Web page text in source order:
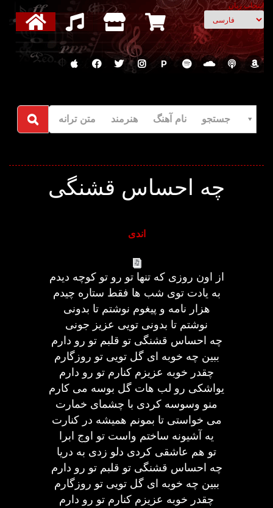
انتخاب زبان
P
جستجو نام آهنگ هنرمند متن ترانه
چه احساس قشنگی
اندی
از اون روزی که تنها تو رو تو کوچه دیدم
به یادت توی شب ها فقط ستاره چیدم
هزار نامه و پیغوم نوشتم تا بدونی
نوشتم تا بدونی تویی عزیز جونی
چه احساس قشنگی تو قلبم تو رو دارم
ببین چه خوبه ای گل تویی تو روزگارم
چقدر خوبه عزیزم کنارم تو رو دارم
یواشکی رو لب هات گل بوسه می کارم
منو وسوسه کردی با چشمای خمارت
می خواستی تا بمونم همیشه در کنارت
یه آشیونه ساختم واست تو اوج ابرا
تو هم عاشقی کردی دلو زدی به دریا
چه احساس قشنگی تو قلبم تو رو دارم
ببین چه خوبه ای گل تویی تو روزگارم
چقدر خوبه عزیزم کنارم تو رو دارم